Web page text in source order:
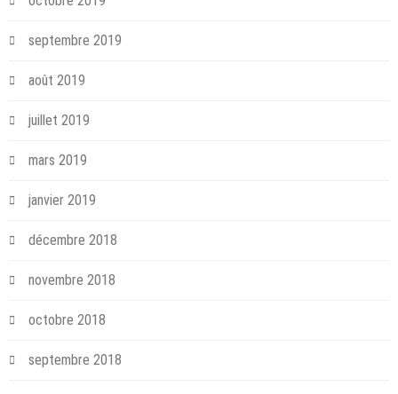
septembre 2019
août 2019
juillet 2019
mars 2019
janvier 2019
décembre 2018
novembre 2018
octobre 2018
septembre 2018